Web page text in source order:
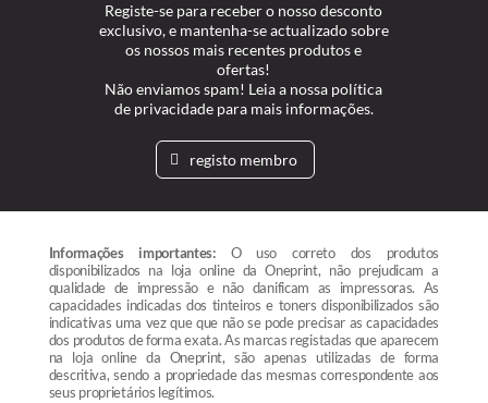
Registe-se para receber o nosso desconto
exclusivo, e mantenha-se actualizado sobre
os nossos mais recentes produtos e
ofertas!
Não enviamos spam! Leia a nossa política
de privacidade para mais informações.
registo membro
Informações importantes: O uso correto dos produtos
disponibilizados na loja online da Oneprint, não prejudicam a
qualidade de impressão e não danificam as impressoras. As
capacidades indicadas dos tinteiros e toners disponibilizados são
indicativas uma vez que que não se pode precisar as capacidades
dos produtos de forma exata. As marcas registadas que aparecem
na loja online da Oneprint, são apenas utilizadas de forma
descritiva, sendo a propriedade das mesmas correspondente aos
seus proprietários legítimos.